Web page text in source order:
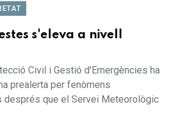
s'eleva a nivell
Civil i Gestió d'Emergències ha
prealerta per fenòmens
que el Servei Meteorològic